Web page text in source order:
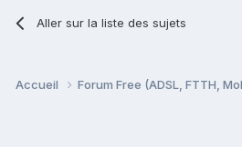
Aller sur la liste des sujets
Accueil Forum Free (ADSL, FTTH,